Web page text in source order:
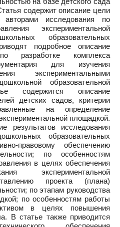
содержит описание цели
исследования по
экспериментальной
образовательных
подробное описание
разработке комплекса
для изучения
экспериментальными
образовательной
содержится описание
детских садов, критерии
на определение
площадкой.
результатов исследования
образовательных
правовому обеспечению
по особенностям
в целях обеспечения
экспериментальной
проекта (плана)
по этапам руководства
по особенностям работы
в целях повышения
В статье также приводится